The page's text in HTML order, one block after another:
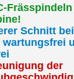
Schnitt
wartungsfrei
der